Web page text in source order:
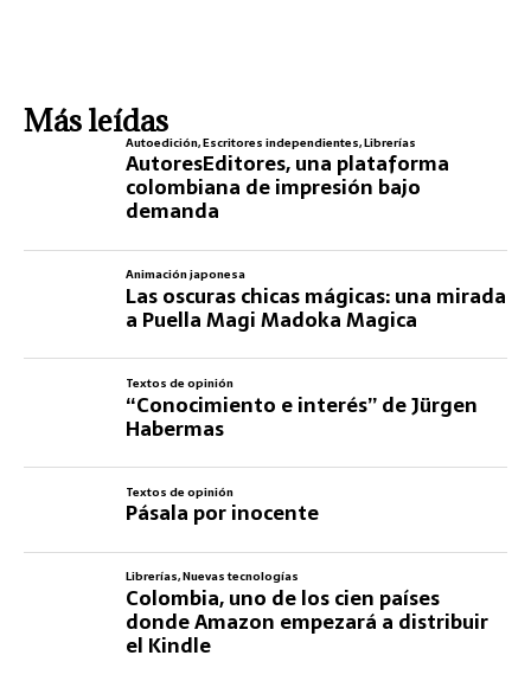
Más leídas
Autoedición,Escritores independientes,Librerías
AutoresEditores, una plataforma
colombiana de impresión bajo
demanda
Animación japonesa
Las oscuras chicas mágicas: una mirada
a Puella Magi Madoka Magica
Textos de opinión
“Conocimiento e interés” de Jürgen
Habermas
Textos de opinión
Pásala por inocente
Librerías,Nuevas tecnologías
Colombia, uno de los cien países
donde Amazon empezará a distribuir
el Kindle